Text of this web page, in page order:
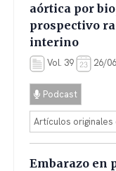
aórtica por
prospectivo
interino
Vol. 39 26/
Podcast
Artículos
Embarazo en